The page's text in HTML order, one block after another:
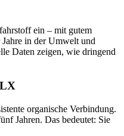
ein – mit gutem
in der Umwelt und
Daten zeigen, wie dringend
organische Verbindung.
Jahren. Das bedeutet: Sie